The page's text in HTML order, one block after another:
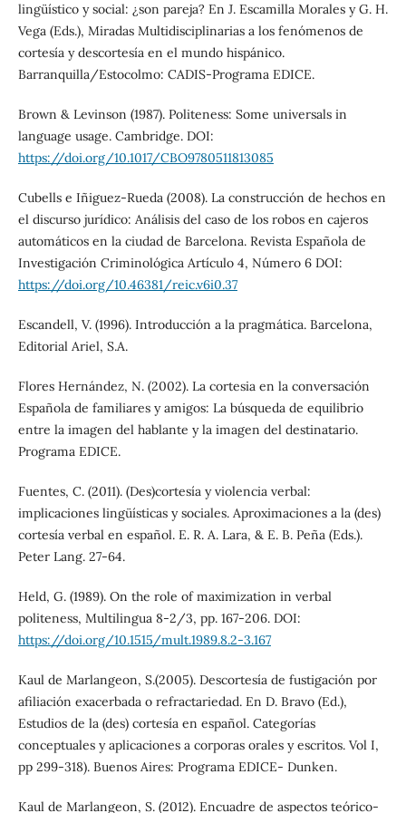
lingüístico y social: ¿son pareja? En J. Escamilla Morales y G. H.
Vega (Eds.), Miradas Multidisciplinarias a los fenómenos de
cortesía y descortesía en el mundo hispánico.
Barranquilla/Estocolmo: CADIS-Programa EDICE.
Brown & Levinson (1987). Politeness: Some universals in
language usage. Cambridge. DOI:
https://doi.org/10.1017/CBO9780511813085
Cubells e Iñiguez-Rueda (2008). La construcción de hechos en
el discurso jurídico: Análisis del caso de los robos en cajeros
automáticos en la ciudad de Barcelona. Revista Española de
Investigación Criminológica Artículo 4, Número 6 DOI:
https://doi.org/10.46381/reic.v6i0.37
Escandell, V. (1996). Introducción a la pragmática. Barcelona,
Editorial Ariel, S.A.
Flores Hernández, N. (2002). La cortesia en la conversación
Española de familiares y amigos: La búsqueda de equilibrio
entre la imagen del hablante y la imagen del destinatario.
Programa EDICE.
Fuentes, C. (2011). (Des)cortesía y violencia verbal:
implicaciones lingüísticas y sociales. Aproximaciones a la (des)
cortesía verbal en español. E. R. A. Lara, & E. B. Peña (Eds.).
Peter Lang. 27-64.
Held, G. (1989). On the role of maximization in verbal
politeness, Multilingua 8-2/3, pp. 167-206. DOI:
https://doi.org/10.1515/mult.1989.8.2-3.167
Kaul de Marlangeon, S.(2005). Descortesía de fustigación por
afiliación exacerbada o refractariedad. En D. Bravo (Ed.),
Estudios de la (des) cortesía en español. Categorías
conceptuales y aplicaciones a corporas orales y escritos. Vol I,
pp 299-318). Buenos Aires: Programa EDICE- Dunken.
Kaul de Marlangeon, S. (2012). Encuadre de aspectos teórico-